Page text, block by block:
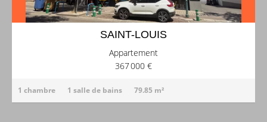
SAINT-LOUIS
Appartement
367 000 €
1 chambre 1 salle de bains 79.85 m²